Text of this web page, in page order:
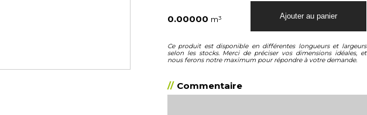
m³
Ce produit est disponible en différentes longueurs et largeurs
selon les stocks. Merci de préciser vos dimensions idéales, et
nous ferons notre maximum pour répondre à votre demande.
Commentaire